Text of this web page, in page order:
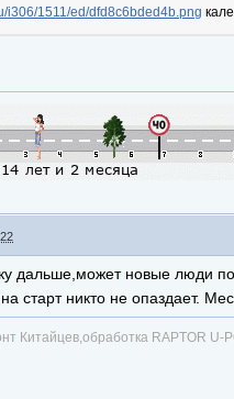
i306/1511/ed/dfd8c6bded4b.png
дальше,может новые люди
старт никто не опаздает.
Китайцев,обработка RAPTOR U-